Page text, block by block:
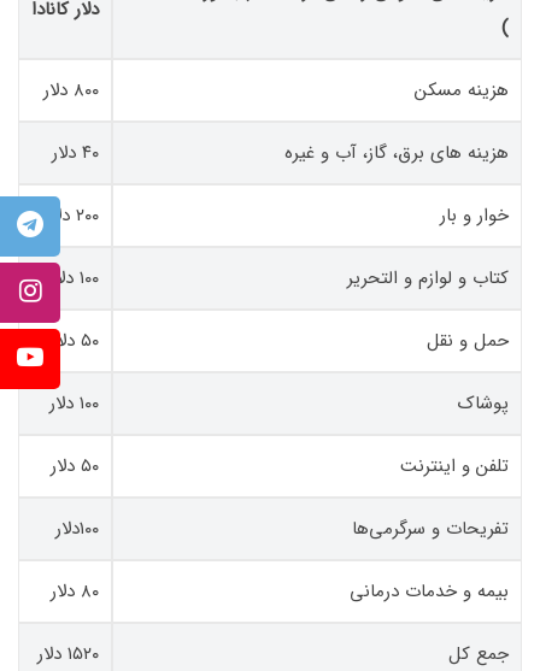
)
دلار کانادا
هزینه مسکن ۸۰۰ دلار
هزینه های برق، گاز، آب و غیره ۴۰ دلار
خوار و بار ۲۰۰ دلار
کتاب و لوازم و التحریر ۱۰۰ دلار
حمل و نقل ۵۰ دلار
پوشاک ۱۰۰ دلار
تلفن و اینترنت ۵۰ دلار
تفریحات و سرگرمی‌ها ۱۰۰دلار
بیمه و خدمات درمانی ۸۰ دلار
جمع کل ۱۵۲۰ دلار